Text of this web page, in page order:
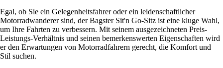
Egal, ob Sie ein Gelegenheitsfahrer oder ein leidenschaftlicher
Motorradwanderer sind, der Bagster Sit'n Go-Sitz ist eine kluge Wahl,
um Ihre Fahrten zu verbessern. Mit seinem ausgezeichneten Preis-
Leistungs-Verhältnis und seinen bemerkenswerten Eigenschaften wird
er den Erwartungen von Motorradfahrern gerecht, die Komfort und
Stil suchen.